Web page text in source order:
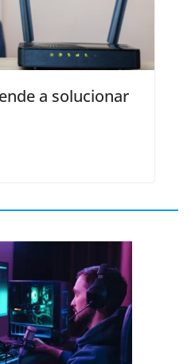
a solucionar